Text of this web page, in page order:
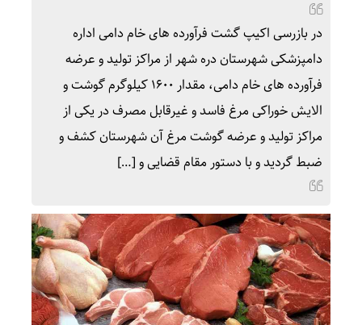
در بازرسی اکیپ گشت فرآورده های خام دامی اداره
دامپزشکی شهرستان دره شهر از مراکز تولید و عرضه
فرآورده های خام دامی، مقدار ۱۶۰۰ کیلوگرم گوشت و
الایش خوراکی مرغ فاسد و غیرقابل مصرف در یکی از
مراکز تولید و عرضه گوشت مرغ آن شهرستان کشف و
ضبط گردید و با دستور مقام قضایی و […]